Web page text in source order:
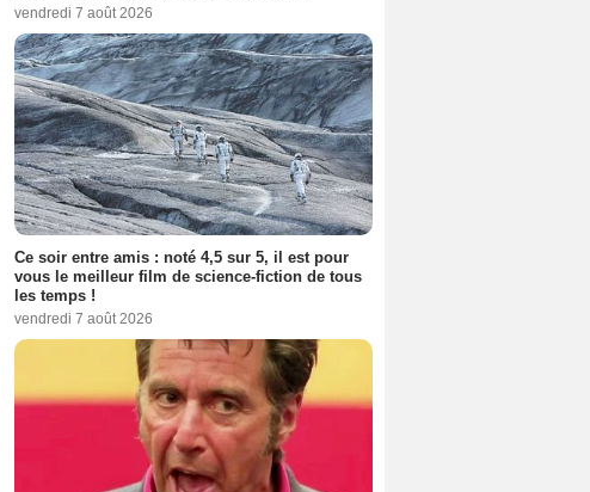
vendredi 7 août 2026
Ce soir entre amis : noté 4,5 sur 5, il est pour
vous le meilleur film de science-fiction de tous
les temps !
vendredi 7 août 2026